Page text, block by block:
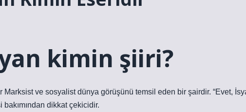
kimin şiiri?
Marksist ve sosyalist dünya görüşünü temsil eden bir şairdir. “Evet,
dikkat çekicidir.